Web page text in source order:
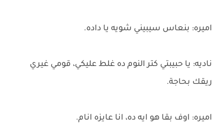
اميره: بنعاس سيبيني شويه يا داده.
ناديه: يا حبيبتي كتر النوم ده غلط عليكي، قومي غيري
ريقك بحاجة.
اميره: اوف بقا هو ايه ده، انا عايزه انام.